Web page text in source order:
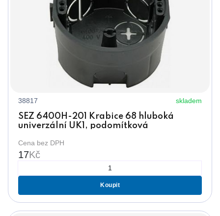
38817 skladem
SEZ 6400H-201 Krabice 68 hluboká
univerzální UK1, podomítková
Cena bez DPH
17Kč
Koupit